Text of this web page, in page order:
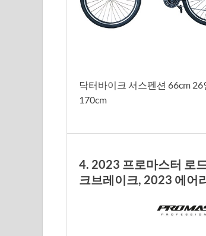
닥터바이크 서스펜션 66cm 26
170cm
4. 2023 프로마스터 로
크브레이크, 2023 에어